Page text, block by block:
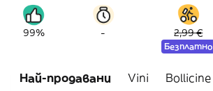
99% - 2,99 €
Безплатно
Най-продавани Vini Bollicine